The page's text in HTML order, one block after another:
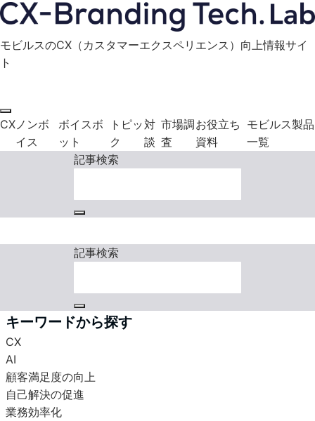
モビルスのCX（カスタマーエクスペリエンス）向上情報サイ
ト
CX ノンボ
イス
ボイスボ
ット
トピッ
ク
対
談
市場調
査
お役立ち
資料
モビルス製品
一覧
記事検索
記事検索
キーワードから探す
CX
AI
顧客満足度の向上
自己解決の促進
業務効率化